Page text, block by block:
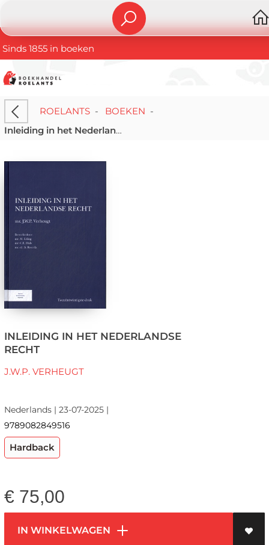
Sinds 1855 in boeken
ROELANTS- BOEKEN -
Inleiding in het Nederlandse recht
INLEIDING IN HET NEDERLANDSE
RECHT
J.W.P. VERHEUGT
Nederlands | 23-07-2025 |
9789082849516
Hardback
€ 75,00
IN WINKELWAGEN